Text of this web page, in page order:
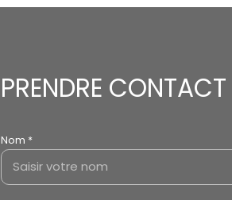
PRENDRE CONTACT
Nom *